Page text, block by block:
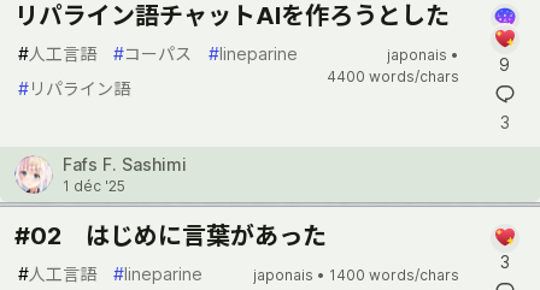
リパライン語チャットAIを作ろうとした
#人工言語 #コーパス #lineparine
#リパライン語
japonais •
4400 words/chars
9
3
Fafs F. Sashimi
1 déc '25
#02 はじめに言葉があった
#人工言語 #lineparine japonais • 1400 words/chars
3